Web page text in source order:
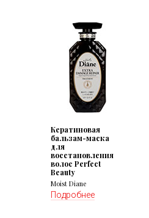
Кератиновая
бальзам-маска
для
восстановления
волос Perfect
Beauty
Moist Diane
Подробнее